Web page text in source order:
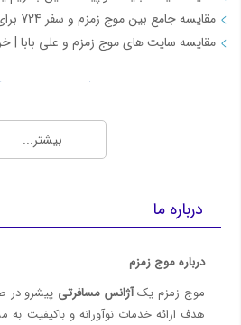
مقایسه جامع بین موج زمزم و سفر 724 برای رزرو بلیط
مقایسه سایت های موج زمزم و علی بابا |
رزرو گروهی بلیط هواپیما با تخفیف ویژه |
رزرو بلیط هواپیما چارتر
معرفی ایرلاین‌ها (Airlines)
بیشتر...
درباره ما
درباره موج زمزم
موج زمزم یکآژانس مسافرتی پیشرو در
هدف ارائه خدمات نوآورانه و باکیفیت به